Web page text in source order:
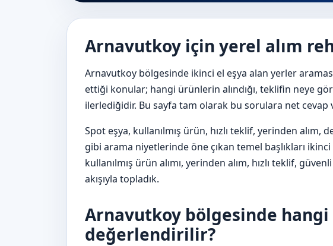
Arnavutkoy için yerel alım
Arnavutkoy bölgesinde ikinci el eşya alan yerler
ettiği konular; hangi ürünlerin alındığı, teklifin neye
ilerlediğidir. Bu sayfa tam olarak bu sorulara net cevap
Spot eşya, kullanılmış ürün, hızlı teklif, yerinden alım,
gibi arama niyetlerinde öne çıkan temel başlıkları
kullanılmış ürün alımı, yerinden alım, hızlı teklif,
akışıyla topladık.
Arnavutkoy bölgesinde
değerlendirilir?